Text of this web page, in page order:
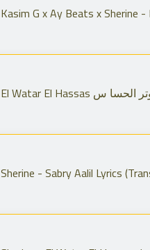
Sherine - Sabry Aalil Lyrics